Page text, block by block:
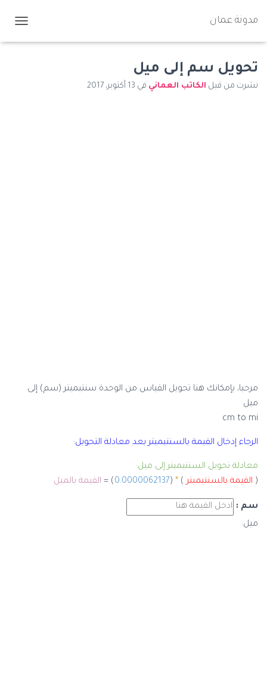
مدونة عمان
ب
تحويل سم إلى ميل
نشرت من قبل الكاتب العماني في 13 أكتوبر، 2017
مرحبا، بإمكانك هنا تحويل القياس من الوحدة سنتيميتر (سم) إلى
ميل
cm to mi
الرجاء إدخال القيمة بالسنتيميتر بعد معادلة التحويل:
معادلة تحويل السنتيميتر إلى ميل:
( القيمة بالسنتيميتر)
*
(
0.0000062137
) = القيمة بالميل
سم :
ميل: